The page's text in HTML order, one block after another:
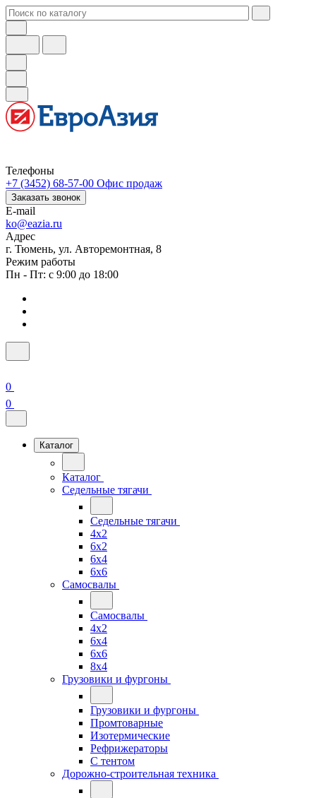
Телефоны
+7 (3452) 68-57-00 Офис продаж
Заказать звонок
E-mail
ko@eazia.ru
Адрес
г. Тюмень, ул. Авторемонтная, 8
Режим работы
Пн - Пт: с 9:00 до 18:00
0
0
Каталог
Каталог
Седельные тягачи
Седельные тягачи
4x2
6x2
6x4
6x6
Самосвалы
Самосвалы
4x2
6x4
6x6
8x4
Грузовики и фургоны
Грузовики и фургоны
Промтоварные
Изотермические
Рефрижераторы
С тентом
Дорожно-строительная техника